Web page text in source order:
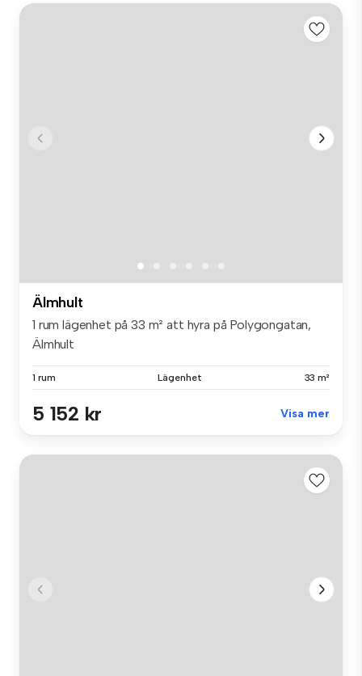
Älmhult
1 rum lägenhet på 33 m² att hyra på Polygongatan,
Älmhult
1 rum Lägenhet 33 m²
5 152 kr Visa mer